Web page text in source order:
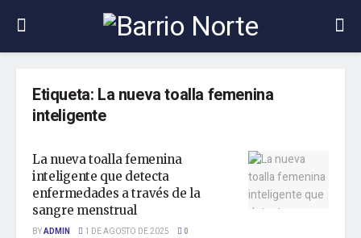
Etiqueta: La nueva toalla femenina
inteligente
La nueva toalla femenina
inteligente que detecta
enfermedades a través de la
sangre menstrual
BYADMIN 1 DE AGOSTO DE 2025 0